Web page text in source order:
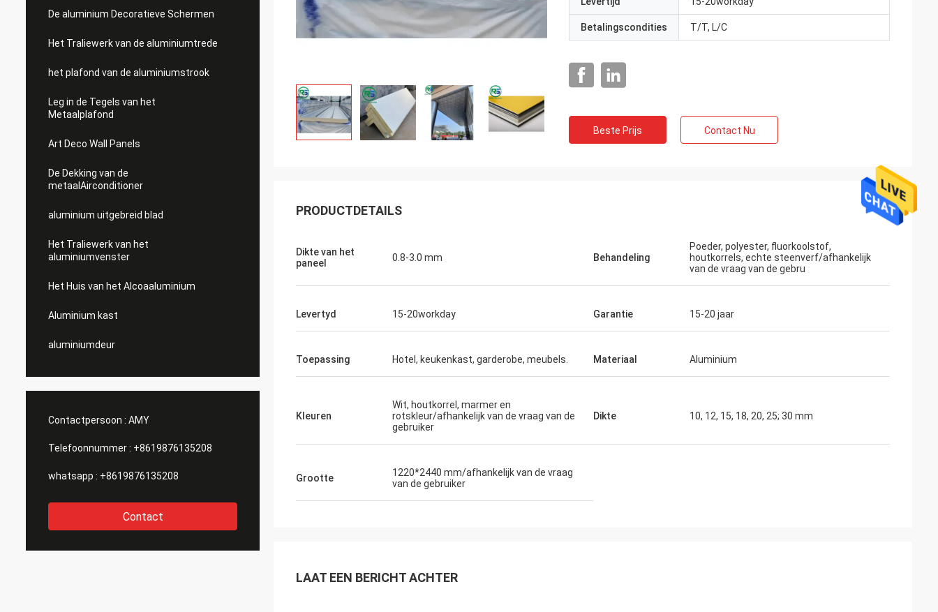
De aluminium Decoratieve Schermen
Het Traliewerk van de aluminiumtrede
het plafond van de aluminiumstrook
Leg in de Tegels van het
Metaalplafond
Art Deco Wall Panels
De Dekking van de
metaalAirconditioner
aluminium uitgebreid blad
Het Traliewerk van het
aluminiumvenster
Het Huis van het Alcoaaluminium
Aluminium kast
aluminiumdeur
Contactpersoon : AMY
Telefoonnummer : +8619876135208
whatsapp : +8619876135208
Contact
Betalingscondities T/T, L/C
Beste Prijs Contact Nu
PRODUCTDETAILS
Dikte van het
paneel
0.8-3.0 mm Behandeling
Poeder, polyester, fluorkoolstof,
houtkorrels, echte steenverf/afhankelijk
van de vraag van de gebru
Levertyd 15-20workday Garantie 15-20 jaar
Toepassing Hotel, keukenkast, garderobe, meubels. Materiaal Aluminium
Kleuren
Wit, houtkorrel, marmer en
rotskleur/afhankelijk van de vraag van de
gebruiker
Dikte 10, 12, 15, 18, 20, 25; 30 mm
Grootte
1220*2440 mm/afhankelijk van de vraag
van de gebruiker
LAAT EEN BERICHT ACHTER